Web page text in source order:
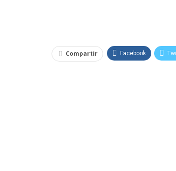
Compartir Facebook